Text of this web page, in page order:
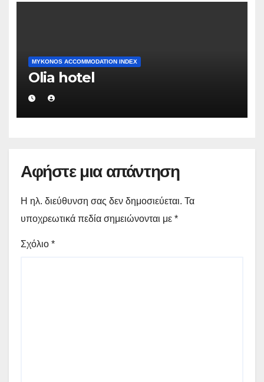
MYKONOS ACCOMMODATION INDEX
Olia hotel
Αφήστε μια απάντηση
Η ηλ. διεύθυνση σας δεν δημοσιεύεται. Τα
υποχρεωτικά πεδία σημειώνονται με *
Σχόλιο *